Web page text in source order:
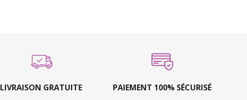
LIVRAISON GRATUITE PAIEMENT 100% SÉCURISÉ